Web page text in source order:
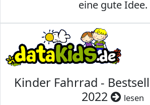
eine gute Idee.
Kinder Fahrrad -
2022
lesen